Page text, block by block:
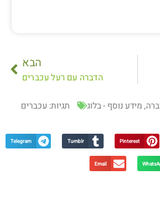
הבא
הדברה עם רעל עכברים
,מידע נוסף - בלוג תגיות: עכברים
Pinterest
Tumblr
Telegram
Email